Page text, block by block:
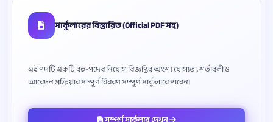
সার্কুলারের বিস্তারিত (Official PDF সহ)
এই পদটি একটি বহু-পদের নিয়োগ বিজ্ঞপ্তির অংশ। যোগ্যতা, শর্তাবলী ও